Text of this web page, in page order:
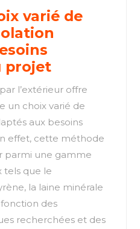
varié de
projet
l’extérieur offre
un choix varié de
aux besoins
effet, cette méthode
parmi une gamme
tels que le
la laine minérale
des
recherchées et des